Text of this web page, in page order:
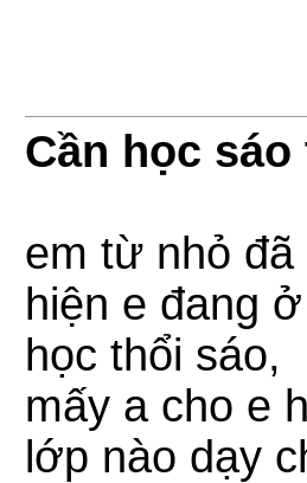
Cần học
em từ nhỏ
hiện e đang
học thổi sáo,
mấy a cho e
lớp nào dạy